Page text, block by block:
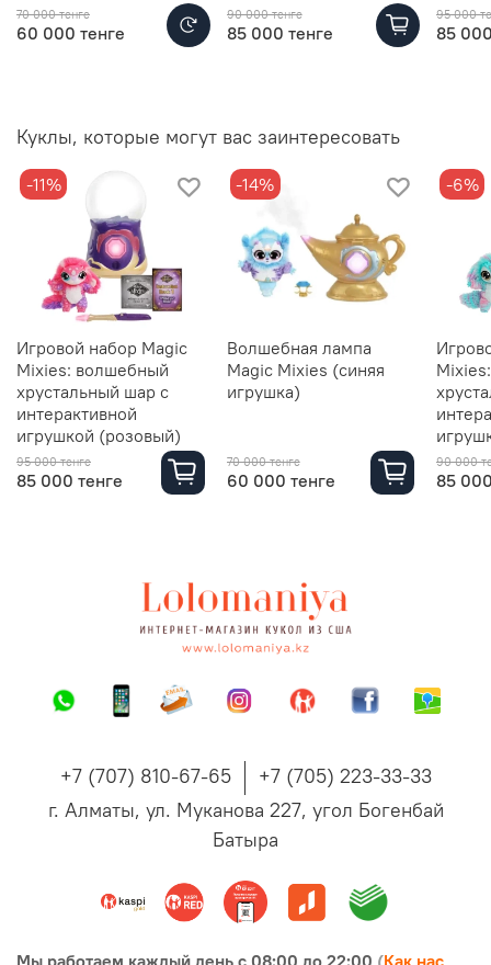
70 000 тенге
60 000 тенге
90 000 тенге
85 000 тенге
95 000
85
Куклы, которые могут вас заинтересовать
-11%
Игровой набор Magic
Mixies: волшебный
хрустальный шар с
интерактивной
игрушкой (розовый)
95 000 тенге
85 000 тенге
-14%
Волшебная лампа
Magic Mixies (синяя
игрушка)
70 000 тенге
60 000 тенге
-6%
90 000
85
+7 (707) 810-67-65
+7 (705) 223-33-33
г. Алматы, ул. Муканова 227, угол Богенбай
Батыра
Мы работаем каждый день с 08:00 до 22:00 (Как нас